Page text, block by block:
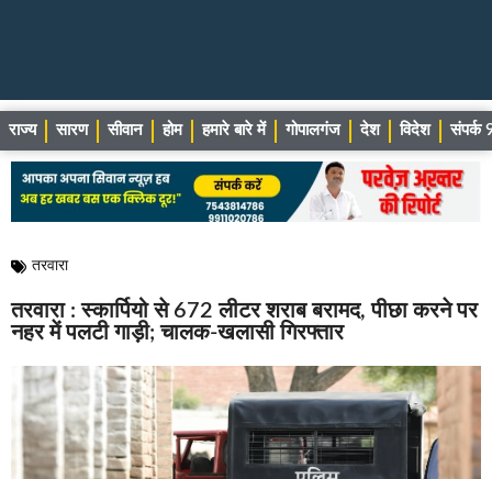
राज्य सारण सीवान होम हमारे बारे में गोपालगंज देश विदेश संपर्क
तरवारा
तरवारा : स्कार्पियो से 672 लीटर शराब बरामद, पीछा करने पर
नहर में पलटी गाड़ी; चालक-खलासी गिरफ्तार